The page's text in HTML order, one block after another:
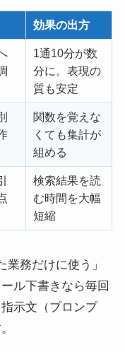
効果の出方
1通10分が数
分に。表現の
質も安定
関数を覚えな
くても集計が
組める
検索結果を読
む時間を大幅
短縮
務だけに使う」
ル下書きなら毎回
示文（プロンプ